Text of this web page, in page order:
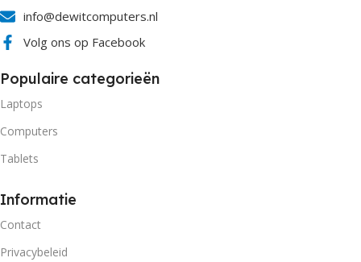
info@dewitcomputers.nl
Volg ons op Facebook
Populaire categorieën
Laptops
Computers
Tablets
Informatie
Contact
Privacybeleid